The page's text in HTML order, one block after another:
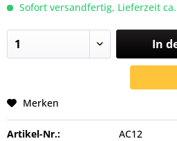
Sofort versandfertig, Lieferzeit
In
Merken
Artikel-Nr.:
AC12